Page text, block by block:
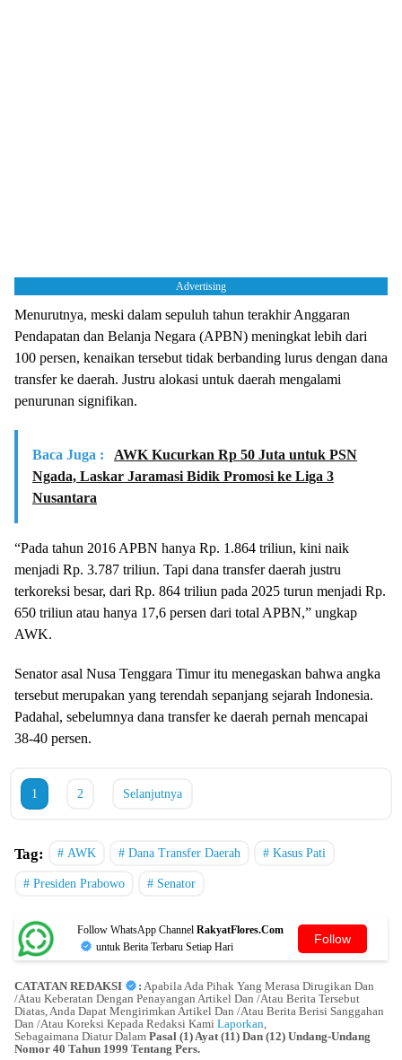
Advertising
Menurutnya, meski dalam sepuluh tahun terakhir Anggaran
Pendapatan dan Belanja Negara (APBN) meningkat lebih dari
100 persen, kenaikan tersebut tidak berbanding lurus dengan dana
transfer ke daerah. Justru alokasi untuk daerah mengalami
penurunan signifikan.
Baca Juga :
AWK Kucurkan Rp 50 Juta untuk PSN
Ngada, Laskar Jaramasi Bidik Promosi ke Liga 3
Nusantara
“Pada tahun 2016 APBN hanya Rp. 1.864 triliun, kini naik
menjadi Rp. 3.787 triliun. Tapi dana transfer daerah justru
terkoreksi besar, dari Rp. 864 triliun pada 2025 turun menjadi Rp.
650 triliun atau hanya 17,6 persen dari total APBN,” ungkap
AWK.
Senator asal Nusa Tenggara Timur itu menegaskan bahwa angka
tersebut merupakan yang terendah sepanjang sejarah Indonesia.
Padahal, sebelumnya dana transfer ke daerah pernah mencapai
38-40 persen.
1 2 Selanjutnya
Tag: AWK Dana Transfer Daerah Kasus Pati
Presiden Prabowo Senator
Follow WhatsApp Channel RakyatFlores.Com
untuk Berita Terbaru Setiap Hari
Follow
CATATAN REDAKSI : Apabila Ada Pihak Yang Merasa Dirugikan Dan
/Atau Keberatan Dengan Penayangan Artikel Dan /Atau Berita Tersebut
Diatas, Anda Dapat Mengirimkan Artikel Dan /Atau Berita Berisi Sanggahan
Dan /Atau Koreksi Kepada Redaksi Kami Laporkan,
Sebagaimana Diatur Dalam Pasal (1) Ayat (11) Dan (12) Undang-Undang
Nomor 40 Tahun 1999 Tentang Pers.